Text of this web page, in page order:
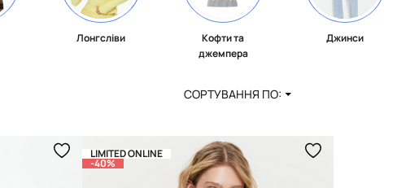
Лонгсліви
Кофти та
джемпера
Джинси
СОРТУВАННЯ ПО:
LIMITED ONLINE
-40%